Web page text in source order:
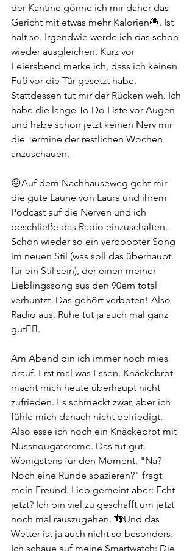
der Kantine gönne ich mir daher das
Gericht mit etwas mehr Kalorien🍟. Ist
halt so. Irgendwie werde ich das schon
wieder ausgleichen. Kurz vor
Feierabend merke ich, dass ich keinen
Fuß vor die Tür gesetzt habe.
Stattdessen tut mir der Rücken weh. Ich
habe die lange To Do Liste vor Augen
und habe schon jetzt keinen Nerv mir
die Termine der restlichen Wochen
anzuschauen.
😖Auf dem Nachhauseweg geht mir
die gute Laune von Laura und ihrem
Podcast auf die Nerven und ich
beschließe das Radio einzuschalten.
Schon wieder so ein verpoppter Song
im neuen Stil (was soll das überhaupt
für ein Stil sein), der einen meiner
Lieblingssong aus den 90ern total
verhuntzt. Das gehört verboten! Also
Radio aus. Ruhe tut ja auch mal ganz
gut😶‍🌫️.
Am Abend bin ich immer noch mies
drauf. Erst mal was Essen. Knäckebrot
macht mich heute überhaupt nicht
zufrieden. Es schmeckt zwar, aber ich
fühle mich danach nicht befriedigt.
Also esse ich noch ein Knäckebrot mit
Nussnougatcreme. Das tut gut.
Wenigstens für den Moment. "Na?
Noch eine Runde spazieren?" fragt
mein Freund. Lieb gemeint aber: Echt
jetzt? Ich bin viel zu geschafft um jetzt
noch mal rauszugehen. 👣Und das
Wetter ist ja auch nicht so besonders.
Ich schaue auf meine Smartwatch: Die